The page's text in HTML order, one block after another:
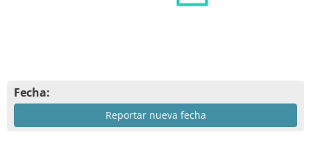
Fecha:
Reportar nueva fecha